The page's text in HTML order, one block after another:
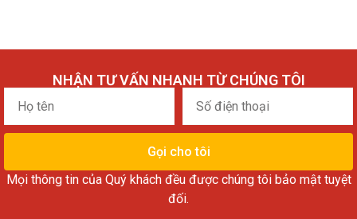
NHẬN TƯ VẤN NHANH TỪ CHÚNG TÔI
Họ
tên
điện
thoại
Gọi cho tôi
Mọi thông tin của Quý khách đều được chúng tôi bảo mật tuyệt
đối.